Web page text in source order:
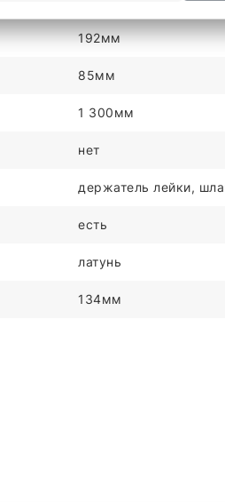
192мм
85мм
1 300мм
нет
держатель лейки,
есть
латунь
134мм